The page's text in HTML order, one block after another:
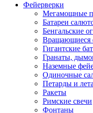
Фейерверки
Мегамощные
Батареи
Бенгальские
Вращающиеся
Гигантские
Гранаты,
Наземные
Одиночные
Петарды и
Ракеты
Римские свечи
Фонтаны